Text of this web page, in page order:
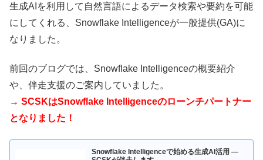
生成AIを利用して自然言語によるデータ検索や要約を可能
にしてくれる、Snowflake Intelligenceが一般提供(GA)に
なりました。
前回のブログでは、Snowflake Intelligenceの概要紹介
や、伴走支援のご案内していました。
→ SCSKはSnowflake Intelligenceのローンチパートナー
となりました！
Snowflake Intelligenceで始める生成AI活用 ―